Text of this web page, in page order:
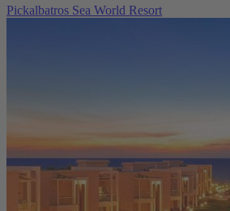
Pickalbatros Sea World Resort